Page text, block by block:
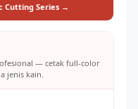
Cutting Series →
— cetak full-color
jenis kain.